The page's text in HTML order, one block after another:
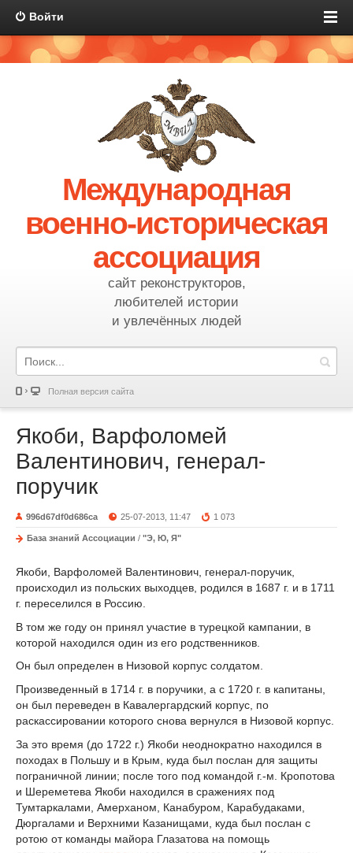
Войти
Международная
военно-историческая
ассоциация
сайт реконструкторов,
любителей истории
и увлечённых людей
Полная версия сайта
Якоби, Варфоломей
Валентинович, генерал-
поручик
996d67df0d686ca 25-07-2013, 11:47 1 073
База знаний Ассоциации / "Э, Ю, Я"
Якоби, Варфоломей Валентинович, генерал-поручик,
происходил из польских выходцев, родился в 1687 г. и в 1711
г. переселился в Россию.
В том же году он принял участие в турецкой кампании, в
которой находился один из его родственников.
Он был определен в Низовой корпус солдатом.
Произведенный в 1714 г. в поручики, а с 1720 г. в капитаны,
он был переведен в Кавалергардский корпус, по
раскассировании которого снова вернулся в Низовой корпус.
За это время (до 1722 г.) Якоби неоднократно находился в
походах в Польшу и в Крым, куда был послан для защиты
пограничной линии; после того под командой г.-м. Кропотова
и Шереметева Якоби находился в сражениях под
Тумтаркалами, Амерханом, Канабуром, Карабудаками,
Дюргалами и Верхними Казанищами, куда был послан с
ротою от команды майора Глазатова на помощь